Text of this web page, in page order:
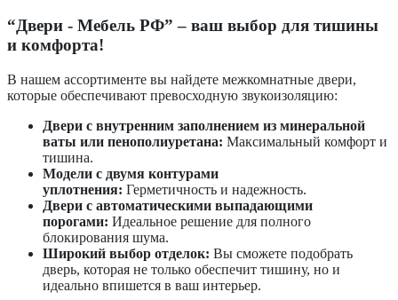
“Двери - Мебель РФ” – ваш выбор для тишины
и комфорта!
В нашем ассортименте вы найдете межкомнатные двери,
которые обеспечивают превосходную звукоизоляцию:
Двери с внутренним заполнением из минеральной
ваты или пенополиуретана: Максимальный комфорт и
тишина.
Модели с двумя контурами
уплотнения: Герметичность и надежность.
Двери с автоматическими выпадающими
порогами: Идеальное решение для полного
блокирования шума.
Широкий выбор отделок: Вы сможете подобрать
дверь, которая не только обеспечит тишину, но и
идеально впишется в ваш интерьер.